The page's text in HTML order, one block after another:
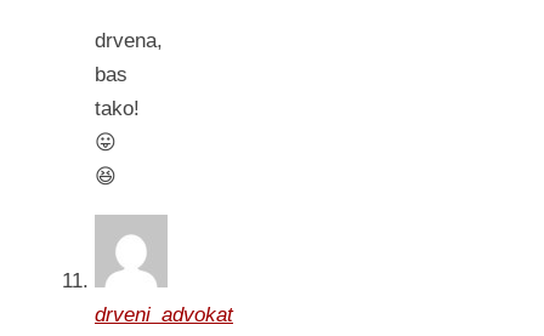
drvena,
bas
tako!
😛
😆
drveni_advokat